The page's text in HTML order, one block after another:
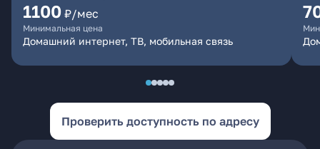
1100 ₽/мес
Минимальная цена
Домашний интернет, ТВ, мобильная связь
Проверить доступность по адресу